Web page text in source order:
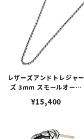
レザーズアンドトレジャー
ズ 3mm スモールオーバ
ブスタークラスプ＆LTロ
¥15,400